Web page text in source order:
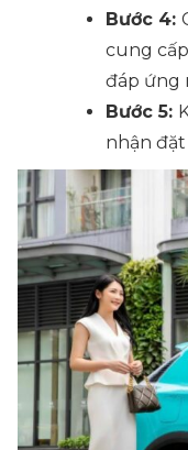
Bước 4:
cung
đáp ứng
Bước 5:
nhận đặt